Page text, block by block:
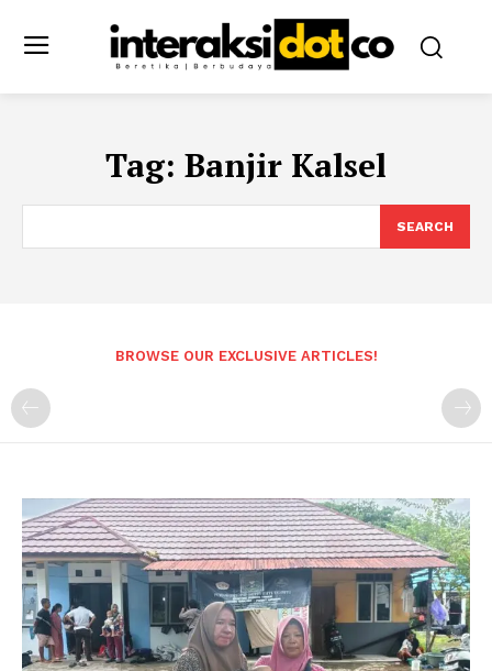
Tag: Banjir Kalsel
SEARCH
BROWSE OUR EXCLUSIVE ARTICLES!